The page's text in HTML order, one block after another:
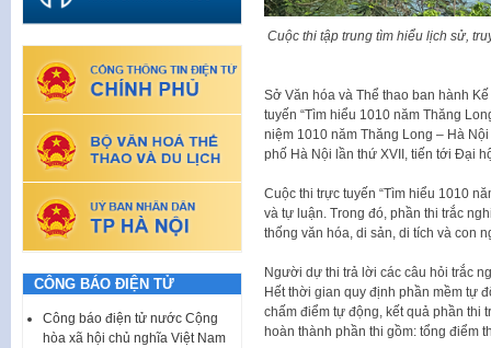
Cuộc thi tập trung tìm hiểu lịch sử,
Sở Văn hóa và Thể thao ban hành
tuyến “Tìm hiểu 1010 năm Thăng
niệm 1010 năm Thăng Long – Hà
phố Hà Nội lần thứ XVII, tiến tới Đại
Cuộc thi trực tuyến “Tìm hiểu 1010
và tự luận. Trong đó, phần thi trắc
thống văn hóa, di sản, di tích và con
Người dự thi trả lời các câu hỏi trắc
Hết thời gian quy định phần mềm tự
chấm điểm tự động, kết quả phần thi
hoàn thành phần thi gồm: tổng điểm
CÔNG BÁO ĐIỆN TỬ
Công báo điện tử nước Cộng
hòa xã hội chủ nghĩa Việt Nam